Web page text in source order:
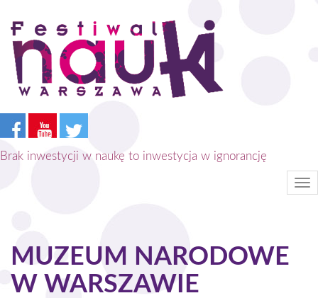
Przejdź
treści
Brak inwestycji w naukę to inwestycja w ignorancję
MUZEUM NARODOWE
W WARSZAWIE